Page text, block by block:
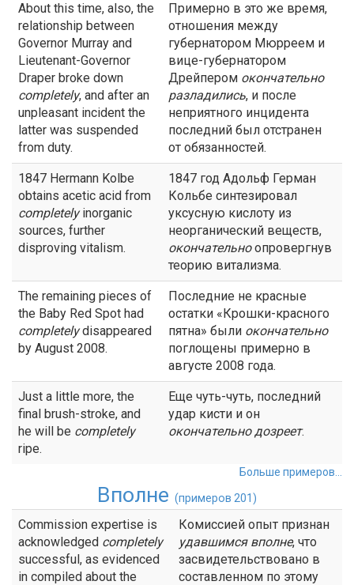
About this time, also, the
relationship between
Governor Murray and
Lieutenant-Governor
Draper broke down
completely, and after an
unpleasant incident the
latter was suspended
from duty.
Примерно в это же время,
отношения между
губернатором Мюрреем и
вице-губернатором
Дрейпером окончательно
разладились, и после
неприятного инцидента
последний был отстранен
от обязанностей.
1847 Hermann Kolbe
obtains acetic acid from
completelyinorganic
sources, further
disproving vitalism.
1847 год Адольф Герман
Кольбе синтезировал
уксусную кислоту из
неорганический веществ,
окончательноопровергнув
теорию витализма.
The remaining pieces of
the Baby Red Spot had
completelydisappeared
by August 2008.
Последние не красные
остатки «Крошки-красного
пятна» были окончательно
поглощены примерно в
августе 2008 года.
Just a little more, the
final brush-stroke, and
he will be completely
ripe.
Еще чуть-чуть, последний
удар кисти и он
окончательнодозреет.
Больше примеров...
Вполне (примеров 201)
Commission expertise is
acknowledged completely
successful, as evidenced
in compiled about the
Комиссией опыт признан
удавшимся вполне, что
засвидетельствовано в
составленном по этому